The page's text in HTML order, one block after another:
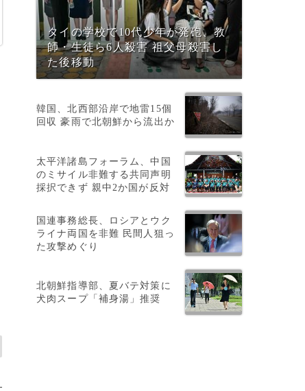
タイの学校で10代少年が発砲、教
師・生徒ら6人殺害 祖父母殺害し
た後移動
韓国、北西部沿岸で地雷15個
回収 豪雨で北朝鮮から流出か
太平洋諸島フォーラム、中国
のミサイル非難する共同声明
採択できず 親中2か国が反対
国連事務総長、ロシアとウク
ライナ両国を非難 民間人狙っ
た攻撃めぐり
北朝鮮指導部、夏バテ対策に
犬肉スープ「補身湯」推奨